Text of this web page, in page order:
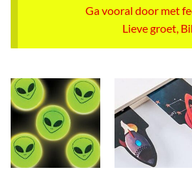
Ga vooral door met
Lieve groet,